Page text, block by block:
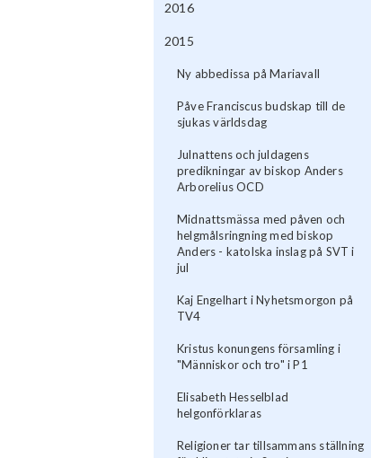
2016
2015
Ny abbedissa på Mariavall
Påve Franciscus budskap till de
sjukas världsdag
Julnattens och juldagens
predikningar av biskop Anders
Arborelius OCD
Midnattsmässa med påven och
helgmålsringning med biskop
Anders - katolska inslag på SVT i
jul
Kaj Engelhart i Nyhetsmorgon på
TV4
Kristus konungens församling i
"Människor och tro" i P1
Elisabeth Hesselblad
helgonförklaras
Religioner tar tillsammans ställning